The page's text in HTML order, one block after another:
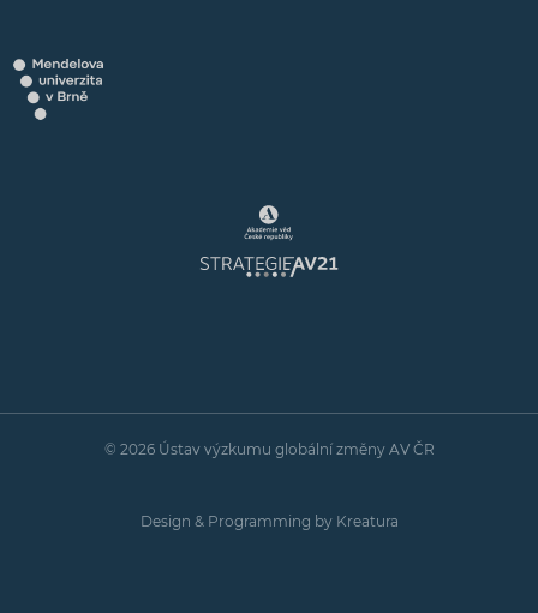
© 2026 Ústav výzkumu globální změny AV ČR
Design & Programming by Kreatura